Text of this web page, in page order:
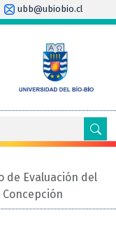
ubb@ubiobio.cl
de Evaluación del